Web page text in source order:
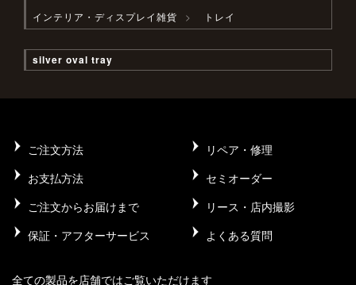
インテリア・ディスプレイ雑貨
トレイ
silver oval tray
ご注文方法
リペア・修理
お支払方法
セミオーダー
ご注文からお届けまで
リース・店内撮影
保証・アフターサービス
よくある質問
全ての製品を店舗ではご覧いただけます